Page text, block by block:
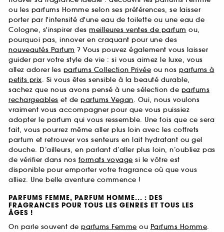
ou les parfums Homme selon ses préférences, se laisser
porter par l'intensité d'une eau de toilette ou une eau de
Cologne, s'inspirer des meilleures ventes de parfum ou,
pourquoi pas, innover en craquant pour une des
nouveautés Parfum ? Vous pouvez également vous laisser
guider par votre style de vie : si vous aimez le luxe, vous
allez adorer les parfums Collection Privée ou nos parfums à
petits prix. Si vous êtes sensible à la beauté durable,
sachez que nous avons pensé à une sélection de parfums
rechargeables et de parfums Vegan. Oui, nous voulons
vraiment vous accompagner pour que vous puissiez
adopter le parfum qui vous ressemble. Une fois que ce sera
fait, vous pourrez même aller plus loin avec les coffrets
parfum et retrouver vos senteurs en lait hydratant ou gel
douche. D’ailleurs, en parlant d’aller plus loin, n’oubliez pas
de vérifier dans nos formats voyage si le vôtre est
disponible pour emporter votre fragrance où que vous
alliez. Une belle aventure commence !
PARFUMS FEMME, PARFUM HOMME... : DES
FRAGRANCES POUR TOUS LES GENRES ET TOUS LES
ÂGES !
On parle souvent de parfums Femme ou Parfums Homme.